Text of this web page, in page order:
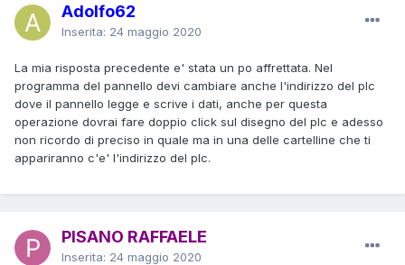
Adolfo62
Inserita: 24 maggio 2020
La mia risposta precedente e' stata un po affrettata. Nel
programma del pannello devi cambiare anche l'indirizzo del plc
dove il pannello legge e scrive i dati, anche per questa
operazione dovrai fare doppio click sul disegno del plc e adesso
non ricordo di preciso in quale ma in una delle cartelline che ti
appariranno c'e' l'indirizzo del plc.
PISANO RAFFAELE
Inserita: 24 maggio 2020